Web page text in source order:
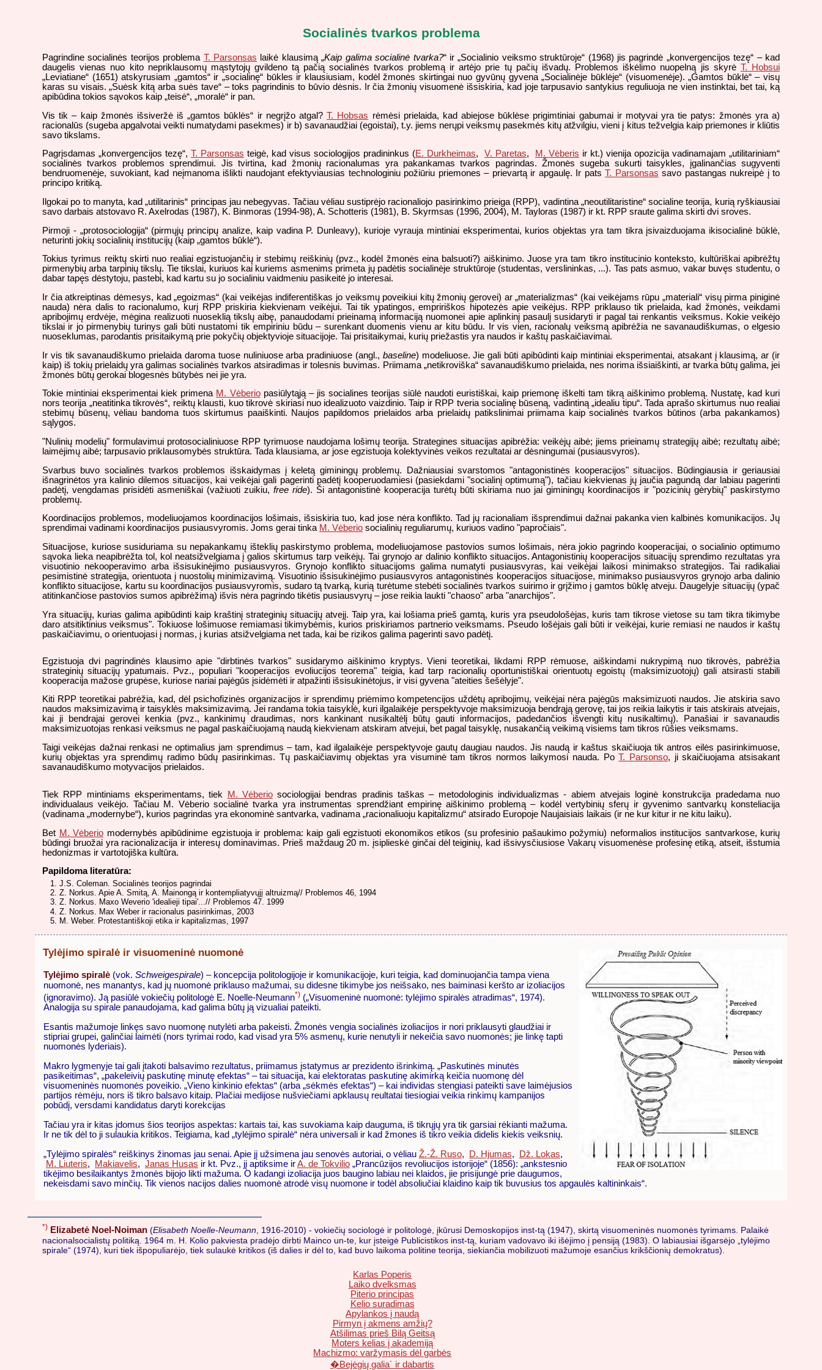
Socialinės tvarkos problema
Pagrindine socialinės teorijos problema T. Parsonsas laikė klausimą „Kaip galima socialinė tvarka?“ ir „Socialinio veiksmo struktūroje“ (1968) jis pagrindė „konvergencijos tezę“ – kad
daugelis vienas nuo kito nepriklausomų mąstytojų gvildeno tą pačią socialinės tvarkos problemą ir artėjo prie tų pačių išvadų. Problemos iškėlimo nuopelną jis skyrė T. Hobsui
„Leviatiane“ (1651) atskyrusiam „gamtos“ ir „socialinę“ būkles ir klausiusiam, kodėl žmonės skirtingai nuo gyvūnų gyvena „Socialinėje būklėje“ (visuomenėje). „Gamtos būklė“ – visų
karas su visais. „Suėsk kitą arba suės tave“ – toks pagrindinis to būvio dėsnis. Ir čia žmonių visuomenė išsiskiria, kad joje tarpusavio santykius reguliuoja ne vien instinktai, bet tai, ką
apibūdina tokios sąvokos kaip „teisė“, „moralė“ ir pan.
Vis tik – kaip žmonės išsiveržė iš „gamtos būklės“ ir negrįžo atgal?T. Hobsas rėmėsi prielaida, kad abiejose būklėse prigimtiniai gabumai ir motyvai yra tie patys: žmonės yra a)
racionalūs (sugeba apgalvotai veikti numatydami pasekmes) ir b) savanaudžiai (egoistai), t.y. jiems nerųpi veiksmų pasekmės kitų atžvilgiu, vieni į kitus težvelgia kaip priemones ir kliūtis
savo tikslams.
Pagrįsdamas „konvergencijos tezę“, T. Parsonsas teigė, kad visus sociologijos pradininkus (E. Durkheimas, V. Paretas, M. Vėberis ir kt.) vienija opozicija vadinamajam „utilitariniam“
socialinės tvarkos problemos sprendimui. Jis tvirtina, kad žmonių racionalumas yra pakankamas tvarkos pagrindas. Žmonės sugeba sukurti taisykles, įgalinančias sugyventi
bendruomenėje, suvokiant, kad neįmanoma išlikti naudojant efektyviausias technologiniu požiūriu priemones – prievartą ir apgaulę. Ir pats T. Parsonsas savo pastangas nukreipė į to
principo kritiką.
Ilgokai po to manyta, kad „utilitarinis“ principas jau nebegyvas. Tačiau vėliau sustiprėjo racionaliojo pasirinkimo prieiga (RPP), vadintina „neoutilitaristine“ socialine teorija, kurią ryškiausiai
savo darbais atstovavo R. Axelrodas (1987), K. Binmoras (1994-98), A. Schotteris (1981), B. Skyrmsas (1996, 2004), M. Tayloras (1987) ir kt. RPP sraute galima skirti dvi sroves.
Pirmoji - „protosociologija“ (pirmųjų principų analize, kaip vadina P. Dunleavy), kurioje vyrauja mintiniai eksperimentai, kurios objektas yra tam tikra įsivaizduojama ikisocialinė būklė,
neturinti jokių socialinių institucijų (kaip „gamtos būklė“).
Tokius tyrimus reiktų skirti nuo realiai egzistuojančių ir stebimų reiškinių (pvz., kodėl žmonės eina balsuoti?) aiškinimo. Juose yra tam tikro institucinio konteksto, kultūriškai apibrėžtų
pirmenybių arba tarpinių tikslų. Tie tikslai, kuriuos kai kuriems asmenims primeta jų padėtis socialinėje struktūroje (studentas, verslininkas, ...). Tas pats asmuo, vakar buvęs studentu, o
dabar tapęs dėstytoju, pastebi, kad kartu su jo socialiniu vaidmeniu pasikeitė jo interesai.
Ir čia atkreiptinas dėmesys, kad „egoizmas“ (kai veikėjas indiferentiškas jo veiksmų poveikiui kitų žmonių gerovei) ar „materializmas“ (kai veikėjams rūpu „materiali“ visų pirma piniginė
nauda) nėra dalis to racionalumo, kurį RPP priskiria kiekvienam veikėjui. Tai tik ypatingos, empririškos hipotezės apie veikėjus. RPP priklauso tik prielaida, kad žmonės, veikdami
apribojimų erdvėje, mėgina realizuoti nuoseklią tikslų aibę, panaudodami prieinamą informaciją nuomonei apie aplinkinį pasaulį susidaryti ir pagal tai renkantis veiksmus. Kokie veikėjo
tikslai ir jo pirmenybių turinys gali būti nustatomi tik empiriniu būdu – surenkant duomenis vienu ar kitu būdu. Ir vis vien, racionalų veiksmą apibrėžia ne savanaudiškumas, o elgesio
nuoseklumas, parodantis prisitaikymą prie pokyčių objektyvioje situacijoje. Tai prisitaikymai, kurių priežastis yra naudos ir kaštų paskaičiavimai.
Ir vis tik savanaudiškumo prielaida daroma tuose nuliniuose arba pradiniuose (angl., baseline) modeliuose. Jie gali būti apibūdinti kaip mintiniai eksperimentai, atsakant į klausimą, ar (ir
kaip) iš tokių prielaidų yra galimas socialinės tvarkos atsiradimas ir tolesnis buvimas. Priimama „netikroviška“ savanaudiškumo prielaida, nes norima išsiaiškinti, ar tvarka būtų galima, jei
žmonės būtų gerokai blogesnės būtybės nei jie yra.
Tokie mintiniai eksperimentai kiek primena M. Vėberiopasiūlytąją – jis socialines teorijas siūlė naudoti euristiškai, kaip priemonę iškelti tam tikrą aiškinimo problemą. Nustatę, kad kuri
nors teorija „neatitinka tikrovės“, reiktų klausti, kuo tikrovė skiriasi nuo idealizuoto vaizdinio. Taip ir RPP tveria socialinę būseną, vadintiną „idealiu tipu“. Tada aprašo skirtumus nuo realiai
stebimų būsenų, vėliau bandoma tuos skirtumus paaiškinti. Naujos papildomos prielaidos arba prielaidų patikslinimai priimama kaip socialinės tvarkos būtinos (arba pakankamos)
sąlygos.
"Nulinių modelių" formulavimui protosocialiniuose RPP tyrimuose naudojama lošimų teorija. Strategines situacijas apibrėžia: veikėjų aibė; jiems prieinamų strategijų aibė; rezultatų aibė;
laimėjimų aibė; tarpusavio priklausomybės struktūra. Tada klausiama, ar jose egzistuoja kolektyvinės veikos rezultatai ar dėsningumai (pusiausvyros).
Svarbus buvo socialinės tvarkos problemos išskaidymas į keletą giminingų problemų. Dažniausiai svarstomos "antagonistinės kooperacijos" situacijos. Būdingiausia ir geriausiai
išnagrinėtos yra kalinio dilemos situacijos, kai veikėjai gali pagerinti padėtį kooperuodamiesi (pasiekdami "socialinį optimumą"), tačiau kiekvienas jų jaučia pagundą dar labiau pagerinti
padėtį, vengdamas prisidėti asmeniškai (važiuoti zuikiu, free ride). Ši antagonistinė kooperacija turėtų būti skiriama nuo jai giminingų koordinacijos ir "pozicinių gėrybių" paskirstymo
problemų.
Koordinacijos problemos, modeliuojamos koordinacijos lošimais, išsiskiria tuo, kad jose nėra konflikto. Tad jų racionaliam išsprendimui dažnai pakanka vien kalbinės komunikacijos. Jų
sprendimai vadinami koordinacijos pusiausvyromis. Joms gerai tinka M. Vėberio socialinių reguliarumų, kuriuos vadino "papročiais".
Situacijose, kuriose susiduriama su nepakankamų išteklių paskirstymo problema, modeliuojamose pastovios sumos lošimais, nėra jokio pagrindo kooperacijai, o socialinio optimumo
sąvoka lieka neapibrėžta tol, kol neatsižvelgiama į galios skirtumus tarp veikėjų. Tai grynojo ar dalinio konflikto situacijos. Antagonistinių kooperacijos situacijų sprendimo rezultatas yra
visuotinio nekooperavimo arba išsisukinėjimo pusiausvyros. Grynojo konflikto situacijoms galima numatyti pusiausvyras, kai veikėjai laikosi minimakso strategijos. Tai radikaliai
pesimistinė strategija, orientuota į nuostolių minimizavimą. Visuotinio išsisukinėjimo pusiausvyros antagonistinės kooperacijos situacijose, minimakso pusiausvyros grynojo arba dalinio
konflikto situacijose, kartu su koordinacijos pusiausvyromis, sudaro tą tvarką, kurią turėtume stebėti socialinės tvarkos suirimo ir grįžimo į gamtos būklę atveju. Daugelyje situacijų (ypač
atitinkančiose pastovios sumos apibrėžimą) išvis nėra pagrindo tikėtis pusiausvyrų – jose reikia laukti "chaoso" arba "anarchijos".
Yra situacijų, kurias galima apibūdinti kaip kraštinį strateginių situacijų atvejį. Taip yra, kai lošiama prieš gamtą, kuris yra pseudološėjas, kuris tam tikrose vietose su tam tikra tikimybe
daro atsitiktinius veiksmus". Tokiuose lošimuose remiamasi tikimybėmis, kurios priskiriamos partnerio veiksmams. Pseudo lošėjais gali būti ir veikėjai, kurie remiasi ne naudos ir kaštų
paskaičiavimu, o orientuojasi į normas, į kurias atsižvelgiama net tada, kai be rizikos galima pagerinti savo padėtį.
Egzistuoja dvi pagrindinės klausimo apie "dirbtinės tvarkos" susidarymo aiškinimo kryptys. Vieni teoretikai, likdami RPP rėmuose, aiškindami nukrypimą nuo tikrovės, pabrėžia
strateginių situacijų ypatumais. Pvz., populiari "kooperacijos evoliucijos teorema" teigia, kad tarp racionalių oportunistiškai orientuotų egoistų (maksimizuotojų) gali atsirasti stabili
kooperacija mažose grupėse, kuriose nariai pajėgūs įsidėmėti ir atpažinti išsisukinėtojus, ir visi gyvena "ateities šešėlyje".
Kiti RPP teoretikai pabrėžia, kad, dėl psichofizinės organizacijos ir sprendimų priėmimo kompetencijos uždėtų apribojimų, veikėjai nėra pajėgūs maksimizuoti naudos. Jie atskiria savo
naudos maksimizavimą ir taisyklės maksimizavimą. Jei randama tokia taisyklė, kuri ilgalaikėje perspektyvoje maksimizuoja bendrąją gerovę, tai jos reikia laikytis ir tais atskirais atvejais,
kai ji bendrajai gerovei kenkia (pvz., kankinimų draudimas, nors kankinant nusikaltėlį būtų gauti informacijos, padedančios išvengti kitų nusikaltimų). Panašiai ir savanaudis
maksimizuotojas renkasi veiksmus ne pagal paskaičiuojamą naudą kiekvienam atskiram atvejui, bet pagal taisyklę, nusakančią veikimą visiems tam tikros rūšies veiksmams.
Taigi veikėjas dažnai renkasi ne optimalius jam sprendimus – tam, kad ilgalaikėje perspektyvoje gautų daugiau naudos. Jis naudą ir kaštus skaičiuoja tik antros eilės pasirinkimuose,
kurių objektas yra sprendimų radimo būdų pasirinkimas. Tų paskaičiavimų objektas yra visuminė tam tikros normos laikymosi nauda. PoT. Parsonso, ji skaičiuojama atsisakant
savanaudiškumo motyvacijos prielaidos.
Tiek RPP mintiniams eksperimentams, tiek M. Vėberiosociologijai bendras pradinis taškas – metodologinis individualizmas - abiem atvejais loginė konstrukcija pradedama nuo
individualaus veikėjo. Tačiau M. Vėberio socialinė tvarka yra instrumentas sprendžiant empirinę aiškinimo problemą – kodėl vertybinių sferų ir gyvenimo santvarkų konsteliacija
(vadinama „modernybe“), kurios pagrindas yra ekonominė santvarka, vadinama „racionaliuoju kapitalizmu“ atsirado Europoje Naujaisiais laikais (ir ne kur kitur ir ne kitu laiku).
Bet M. Vėberio modernybės apibūdinime egzistuoja ir problema: kaip gali egzistuoti ekonomikos etikos (su profesinio pašaukimo požymiu) neformalios institucijos santvarkose, kurių
būdingi bruožai yra racionalizacija ir interesų dominavimas. Prieš maždaug 20 m. įsiplieskė ginčai dėl teiginių, kad išsivysčiusiose Vakarų visuomenėse profesinę etiką, atseit, išstumia
hedonizmas ir vartotojiška kultūra.
Papildoma literatūra:
J.S. Coleman. Socialinės teorijos pagrindai
Z. Norkus. Apie A. Smitą, A. Mainongą ir kontempliatyvųjį altruizmą// Problemos 46, 1994
Z. Norkus. Maxo Weverio 'idealieji tipai'...// Problemos 47. 1999
Z. Norkus. Max Weber ir racionalus pasirinkimas, 2003
M. Weber. Protestantiškoji etika ir kapitalizmas, 1997
Tylėjimo spiralė ir visuomeninė nuomonė
Tylėjimo spiralė (vok. Schweigespirale) – koncepcija politologijoje ir komunikacijoje, kuri teigia, kad dominuojančia tampa viena
nuomonė, nes manantys, kad jų nuomonė priklauso mažumai, su didesne tikimybe jos neišsako, nes baiminasi keršto ar izoliacijos
(ignoravimo). Ją pasiūlė vokiečių politologė E. Noelle-Neumann*) („Visuomeninė nuomonė: tylėjimo spiralės atradimas“, 1974).
Analogija su spirale panaudojama, kad galima būtų ją vizualiai pateikti.
Esantis mažumoje linkęs savo nuomonę nutylėti arba pakeisti. Žmonės vengia socialinės izoliacijos ir nori priklausyti glaudžiai ir
stipriai grupei, galinčiai laimėti (nors tyrimai rodo, kad visad yra 5% asmenų, kurie nenutyli ir nekeičia savo nuomonės; jie linkę tapti
nuomonės lyderiais).
Makro lygmenyje tai gali įtakoti balsavimo rezultatus, priimamus įstatymus ar prezidento išrinkimą. „Paskutinės minutės
pasikeitimas“, „pakeleivių paskutinę minutę efektas“ – tai situacija, kai elektoratas paskutinę akimirką keičia nuomonę dėl
visuomeninės nuomonės poveikio. „Vieno kinkinio efektas“ (arba „sėkmės efektas“) – kai individas stengiasi pateikti save laimėjusios
partijos rėmėju, nors iš tikro balsavo kitaip. Plačiai medijose nušviečiami apklausų reultatai tiesiogiai veikia rinkimų kampanijos
pobūdį, versdami kandidatus daryti korekcijas
Tačiau yra ir kitas įdomus šios teorijos aspektas: kartais tai, kas suvokiama kaip dauguma, iš tikrųjų yra tik garsiai rėkianti mažuma.
Ir ne tik dėl to ji sulaukia kritikos. Teigiama, kad „tylėjimo spiralė“ nėra universali ir kad žmones iš tikro veikia didelis kiekis veiksnių.
„Tylėjimo spiralės“ reiškinys žinomas jau senai. Apie jį užsimena jau senovės autoriai, o vėliau Ž.-Ž. Ruso, D. Hjumas, Dž. Lokas,
M. Liuteris, Makiavelis, Janas Husas ir kt. Pvz., jį aptiksime irA. de Tokvilio „Prancūzijos revoliucijos istorijoje“ (1856): „ankstesnio
tikėjimo besilaikantys žmonės bijojo likti mažuma. O kadangi izoliacija juos baugino labiau nei klaidos, jie prisijungė prie daugumos,
nekeisdami savo minčių. Tik vienos nacijos dalies nuomonė atrodė visų nuomone ir todėl absoliučiai klaidino kaip tik buvusius tos apgaulės kaltininkais“.
*) Elizabetė Noel-Noiman (Elisabeth Noelle-Neumann , 1916-2010) - vokiečių sociologė ir politologė, įkūrusi Demoskopijos inst-tą (1947), skirtą visuomeninės nuomonės tyrimams. Palaikė
nacionalsocialistų politiką. 1964 m. H. Kolio pakviesta pradėjo dirbti Mainco un-te, kur įsteigė Publicistikos inst-tą, kuriam vadovavo iki išėjimo į pensiją (1983). O labiausiai išgarsėjo „tylėjimo
spirale“ (1974), kuri tiek išpopuliarėjo, tiek sulaukė kritikos (iš dalies ir dėl to, kad buvo laikoma politine teorija, siekiančia mobilizuoti mažumoje esančius krikščionių demokratus).
Karlas Poperis
Laiko dvelksmas
Piterio principas
Kelio suradimas
Apylankos į naudą
Pirmyn į akmens amžių?
Atšilimas prieš Bilą Geitsą
Moters kelias į akademiją
Machizmo: varžymasis dėl garbės
�Bejėgių galia´ ir dabartis